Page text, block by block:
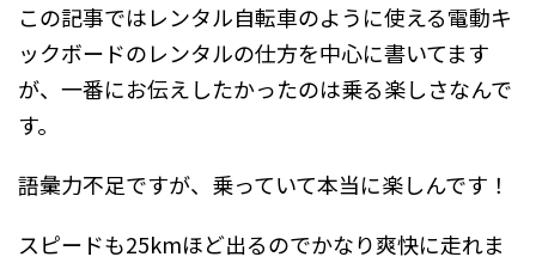
この記事ではレンタル自転車のように使える電動キ
ックボードのレンタルの仕方を中心に書いてます
が、一番にお伝えしたかったのは乗る楽しさなんで
す。
語彙力不足ですが、乗っていて本当に楽しんです！
スピードも25kmほど出るのでかなり爽快に走れま